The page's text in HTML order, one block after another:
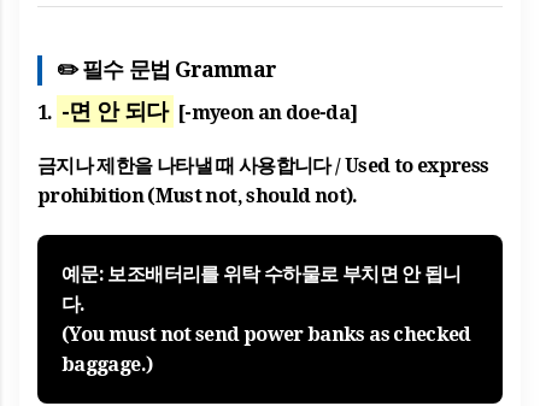
✏️ 필수 문법 Grammar
1. -면 안 되다 [-myeon an doe-da]
금지나 제한을 나타낼 때 사용합니다 / Used to express
prohibition (Must not, should not).
예문: 보조배터리를 위탁 수하물로 부치 면 안 됩니
다.
(You must not send power banks as checked
baggage.)